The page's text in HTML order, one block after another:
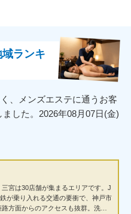
ランキ
、メンズエステに通うお客
した。2026年08月07日(金)
宮は30店舗が集まるエリアです。J
が乗り入れる交通の要衝で、神戸市
方面からのアクセスも抜群。洗練